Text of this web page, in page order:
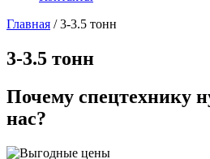
Главная /3-3.5 тонн
3-3.5 тонн
Почему спецтехнику
нас?